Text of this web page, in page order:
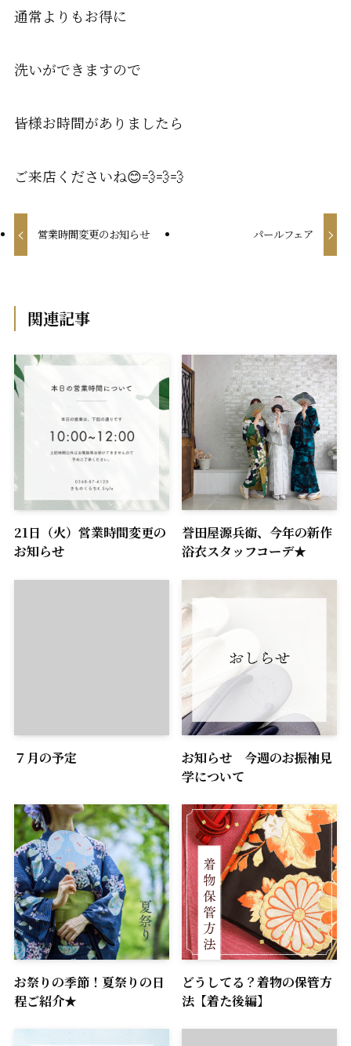
通常よりもお得に
洗いができますので
皆様お時間がありましたら
ご来店くださいね😊💨💨💨
営業時間変更のお知らせ パールフェア
関連記事
21日（火）営業時間変更の
お知らせ
誉田屋源兵衛、今年の新作
浴衣スタッフコーデ★
７月の予定
お知らせ 今週のお振袖見
学について
お祭りの季節！夏祭りの日
程ご紹介★
どうしてる？着物の保管方
法【着た後編】